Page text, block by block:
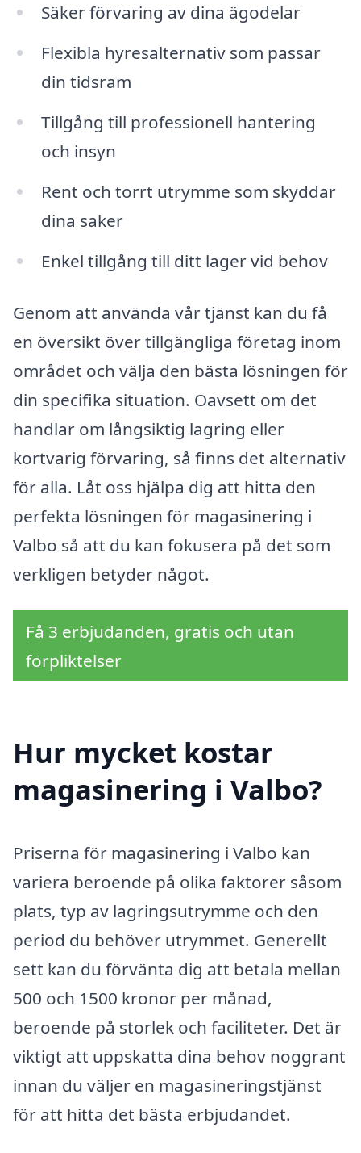
Säker förvaring av dina ägodelar
Flexibla hyresalternativ som passar
din tidsram
Tillgång till professionell hantering
och insyn
Rent och torrt utrymme som skyddar
dina saker
Enkel tillgång till ditt lager vid behov
Genom att använda vår tjänst kan du få
en översikt över tillgängliga företag inom
området och välja den bästa lösningen för
din specifika situation. Oavsett om det
handlar om långsiktig lagring eller
kortvarig förvaring, så finns det alternativ
för alla. Låt oss hjälpa dig att hitta den
perfekta lösningen för magasinering i
Valbo så att du kan fokusera på det som
verkligen betyder något.
Få 3 erbjudanden, gratis och utan
förpliktelser
Hur mycket kostar
magasinering i Valbo?
Priserna för magasinering i Valbo kan
variera beroende på olika faktorer såsom
plats, typ av lagringsutrymme och den
period du behöver utrymmet. Generellt
sett kan du förvänta dig att betala mellan
500 och 1500 kronor per månad,
beroende på storlek och faciliteter. Det är
viktigt att uppskatta dina behov noggrant
innan du väljer en magasineringstjänst
för att hitta det bästa erbjudandet.